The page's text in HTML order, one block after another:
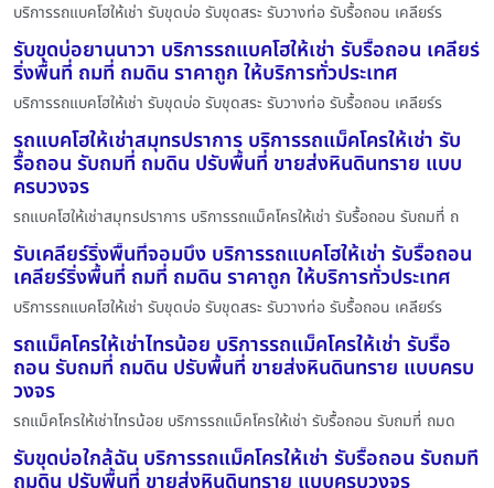
บริการรถแบคโฮให้เช่า รับขุดบ่อ รับขุดสระ รับวางท่อ รับรื้อถอน เคลียร์ร
รับขุดบ่อยานนาวา บริการรถแบคโฮให้เช่า รับรื้อถอน เคลียร์
ริ่งพื้นที่ ถมที่ ถมดิน ราคาถูก ให้บริการทั่วประเทศ
บริการรถแบคโฮให้เช่า รับขุดบ่อ รับขุดสระ รับวางท่อ รับรื้อถอน เคลียร์ร
รถแบคโฮให้เช่าสมุทรปราการ บริการรถแม็คโครให้เช่า รับ
รื้อถอน รับถมที่ ถมดิน ปรับพื้นที่ ขายส่งหินดินทราย แบบ
ครบวงจร
รถแบคโฮให้เช่าสมุทรปราการ บริการรถแม็คโครให้เช่า รับรื้อถอน รับถมที่ ถ
รับเคลียร์ริ่งพื้นที่จอมบึง บริการรถแบคโฮให้เช่า รับรื้อถอน
เคลียร์ริ่งพื้นที่ ถมที่ ถมดิน ราคาถูก ให้บริการทั่วประเทศ
บริการรถแบคโฮให้เช่า รับขุดบ่อ รับขุดสระ รับวางท่อ รับรื้อถอน เคลียร์ร
รถแม็คโครให้เช่าไทรน้อย บริการรถแม็คโครให้เช่า รับรื้อ
ถอน รับถมที่ ถมดิน ปรับพื้นที่ ขายส่งหินดินทราย แบบครบ
วงจร
รถแม็คโครให้เช่าไทรน้อย บริการรถแม็คโครให้เช่า รับรื้อถอน รับถมที่ ถมด
รับขุดบ่อใกล้ฉัน บริการรถแม็คโครให้เช่า รับรื้อถอน รับถมที่